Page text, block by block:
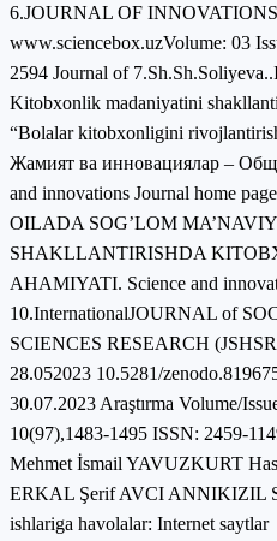
6.JOURNAL OF
www.sciencebox.uzVolume: 03
2594 Journal of
Kitobxonlik madaniyatini
“Bolalar kitobxonligini
Жамият ва инновациялар –
and innovations Journal home
OILADA SOG’LOM
SHAKLLANTIRISHDA
AHAMIYATI. Science and
10.InternationalJOURNAL of
SCIENCES RESEARCH
28.052023 10.5281/
30.07.2023 Araştırma Volume/
10(97),1483-1495 ISSN: 2459-
Mehmet İsmail YAVUZKURT
ERKAL Şerif AVCI ANNIKIZIL
ishlariga havolalar: Internet saytlar